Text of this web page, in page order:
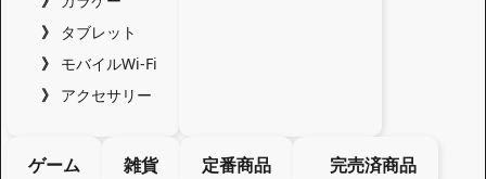
タブレット
モバイルWi-Fi
アクセサリー
ゲーム 雑貨 定番商品 完売済商品